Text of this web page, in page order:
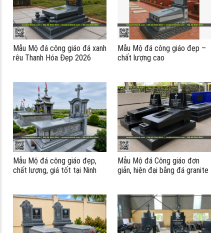
Mẫu Mộ đá công giáo đá xanh
rêu Thanh Hóa Đẹp 2026
Mẫu Mộ đá công giáo đẹp –
chất lượng cao
Mẫu Mộ đá công giáo đẹp,
chất lượng, giá tốt tại Ninh
Mẫu Mộ đá Công giáo đơn
giản, hiện đại bằng đá granite